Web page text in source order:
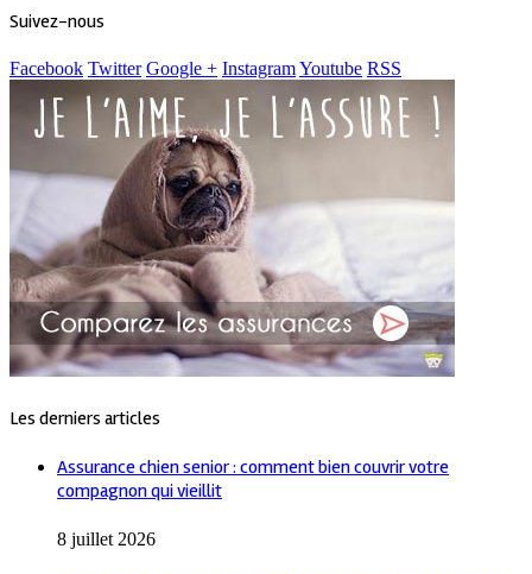
Suivez-nous
Facebook Twitter Google + InstagramYoutube RSS
Les derniers articles
Assurance chien senior : comment bien couvrir votre
compagnon qui vieillit
8 juillet 2026